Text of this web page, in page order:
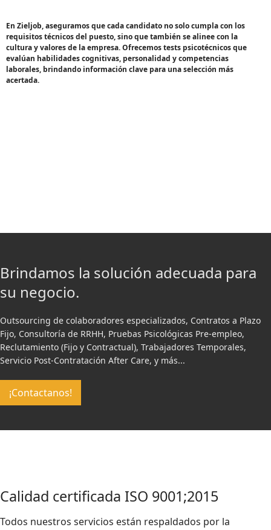
En Zieljob, aseguramos que cada candidato no solo cumpla con los
requisitos técnicos del puesto, sino que también se alinee con la
cultura y valores de la empresa. Ofrecemos tests psicotécnicos que
evalúan habilidades cognitivas, personalidad y competencias
laborales, brindando información clave para una selección más
acertada.
Brindamos la solución adecuada para
su negocio.
Outsourcing de colaboradores especializados, Contratos a Plazo
Fijo, Consultoría de RRHH, Pruebas Psicológicas Pre-empleo,
Reclutamiento (Fijo y Contractual), Trabajadores Temporales,
Servicio Post-Contratación After Care, y más...
¡Contactanos!
Calidad certificada ISO 9001;2015
Todos nuestros servicios están respaldados por la